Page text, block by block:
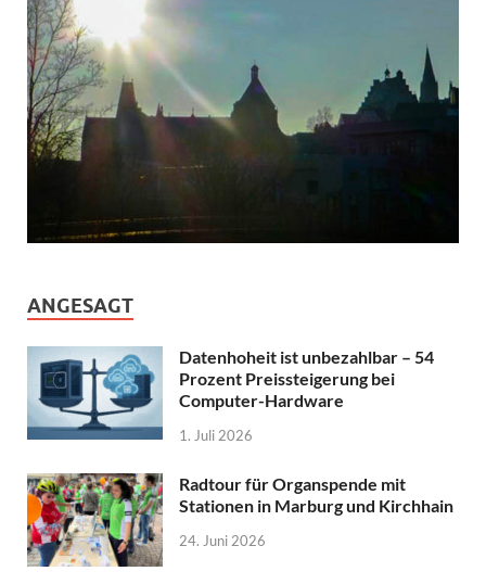
ANGESAGT
Datenhoheit ist unbezahlbar – 54
Prozent Preissteigerung bei
Computer-Hardware
1. Juli 2026
Radtour für Organspende mit
Stationen in Marburg und Kirchhain
24. Juni 2026